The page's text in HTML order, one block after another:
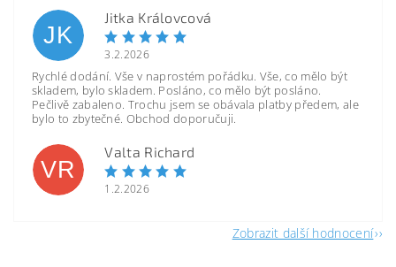
JK
Jitka Královcová
3.2.2026
Rychlé dodání. Vše v naprostém pořádku. Vše, co mělo být
skladem, bylo skladem. Posláno, co mělo být posláno.
Pečlivě zabaleno. Trochu jsem se obávala platby předem, ale
bylo to zbytečné. Obchod doporučuji.
VR
Valta Richard
1.2.2026
Zobrazit další hodnocení